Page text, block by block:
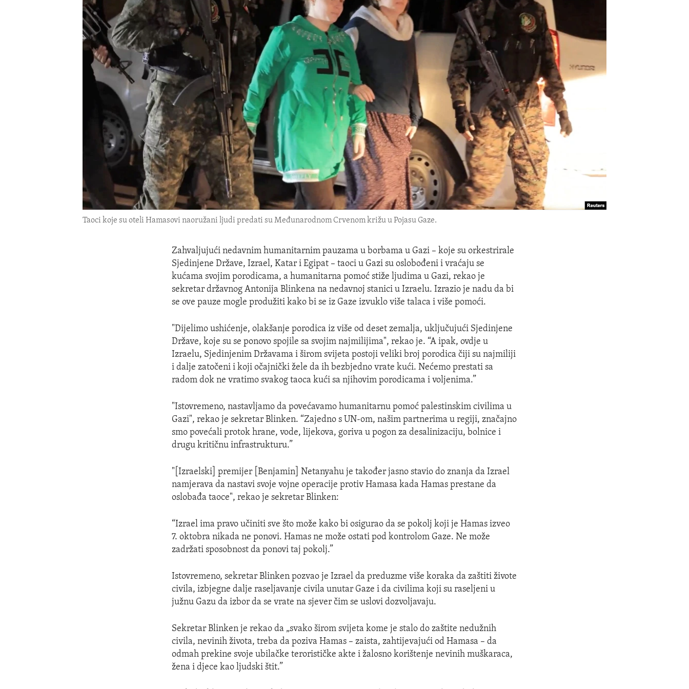
IDEALS AND INSTITUTIONS
Taoci koje su oteli Hamasovi naoružani ljudi predati su Međunarodnom Crvenom križu u Pojasu Gaze.
Zahvaljujući nedavnim humanitarnim pauzama u borbama u Gazi – koje su orkestrirale
Sjedinjene Države, Izrael, Katar i Egipat – taoci u Gazi su oslobođeni i vraćaju se
kućama svojim porodicama, a humanitarna pomoć stiže ljudima u Gazi, rekao je
sekretar državnog Antonija Blinkena na nedavnoj stanici u Izraelu. Izrazio je nadu da bi
se ove pauze mogle produžiti kako bi se iz Gaze izvuklo više talaca i više pomoći.
"Dijelimo ushićenje, olakšanje porodica iz više od deset zemalja, uključujući Sjedinjene
Države, koje su se ponovo spojile sa svojim najmilijima", rekao je. “A ipak, ovdje u
Izraelu, Sjedinjenim Državama i širom svijeta postoji veliki broj porodica čiji su najmiliji
i dalje zatočeni i koji očajnički žele da ih bezbjedno vrate kući. Nećemo prestati sa
radom dok ne vratimo svakog taoca kući sa njihovim porodicama i voljenima.”
"Istovremeno, nastavljamo da povećavamo humanitarnu pomoć palestinskim civilima u
Gazi", rekao je sekretar Blinken. “Zajedno s UN-om, našim partnerima u regiji, značajno
smo povećali protok hrane, vode, lijekova, goriva u pogon za desalinizaciju, bolnice i
drugu kritičnu infrastrukturu.”
"[Izraelski] premijer [Benjamin] Netanyahu je također jasno stavio do znanja da Izrael
namjerava da nastavi svoje vojne operacije protiv Hamasa kada Hamas prestane da
oslobađa taoce", rekao je sekretar Blinken:
“Izrael ima pravo učiniti sve što može kako bi osigurao da se pokolj koji je Hamas izveo
7. oktobra nikada ne ponovi. Hamas ne može ostati pod kontrolom Gaze. Ne može
zadržati sposobnost da ponovi taj pokolj.”
Istovremeno, sekretar Blinken pozvao je Izrael da preduzme više koraka da zaštiti živote
civila, izbjegne dalje raseljavanje civila unutar Gaze i da civilima koji su raseljeni u
južnu Gazu da izbor da se vrate na sjever čim se uslovi dozvoljavaju.
Sekretar Blinken je rekao da „svako širom svijeta kome je stalo do zaštite nedužnih
civila, nevinih života, treba da poziva Hamas – zaista, zahtijevajući od Hamasa – da
odmah prekine svoje ubilačke terorističke akte i žalosno korištenje nevinih muškaraca,
žena i djece kao ljudski štit.”